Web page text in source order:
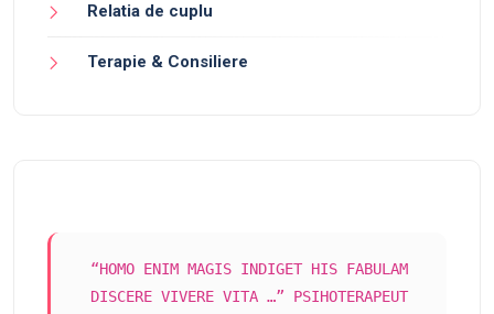
Relatia de cuplu
Terapie & Consiliere
“HOMO ENIM MAGIS INDIGET HIS FABULAM
DISCERE VIVERE VITA …” PSIHOTERAPEUT